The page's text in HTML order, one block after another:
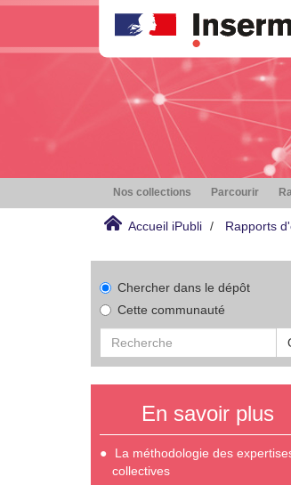
Nos collections Parcourir
Accueil iPubli Rapports
Chercher dans le dépôt
Cette communauté
En savoir plus
La méthodologie des
collectives